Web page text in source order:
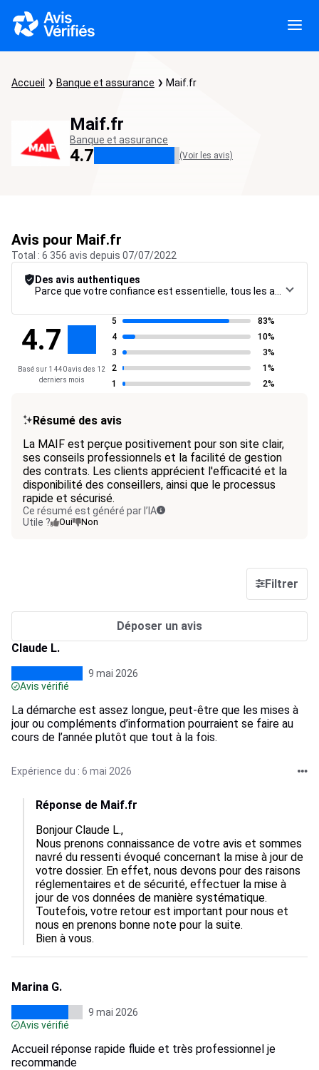
Accueil Banque et assurance Maif.fr
Maif.fr
Banque et assurance
4.7 (Voir les avis)
Avis pour Maif.fr
Total : 6 356 avis depuis 07/07/2022
Des avis authentiques
4.7
Basé sur 1 440 avis des 12
derniers mois
5
83%
4
10%
3
3%
2
1%
1
2%
Résumé des avis
La MAIF est perçue positivement pour son site clair,
ses conseils professionnels et la facilité de gestion
des contrats. Les clients apprécient l'efficacité et la
disponibilité des conseillers, ainsi que le processus
rapide et sécurisé.
Ce résumé est généré par l’IA
Utile ?
Oui Non
Filtrer
Déposer un avis
Claude L.
9 mai 2026
Avis vérifié
La démarche est assez longue, peut-être que les mises à
jour ou compléments d’information pourraient se faire au
cours de l’année plutôt que tout à la fois.
Expérience du : 6 mai 2026
Réponse de Maif.fr
Bonjour Claude L.,
Nous prenons connaissance de votre avis et sommes
navré du ressenti évoqué concernant la mise à jour de
votre dossier. En effet, nous devons pour des raisons
réglementaires et de sécurité, effectuer la mise à
jour de vos données de manière systématique.
Toutefois, votre retour est important pour nous et
nous en prenons bonne note pour la suite.
Bien à vous.
Marina G.
9 mai 2026
Avis vérifié
Accueil réponse rapide fluide et très professionnel je
recommande